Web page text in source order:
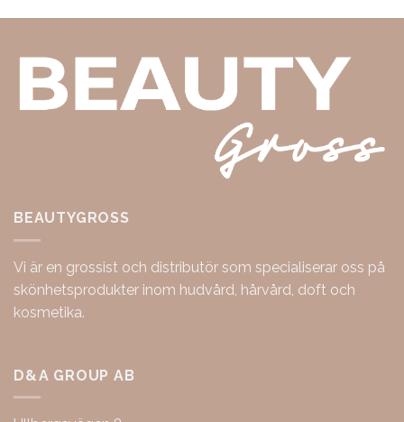
BEAUTYGROSS
Vi är en grossist och distributör som specialiserar oss på
skönhetsprodukter inom hudvård, hårvård, doft och
kosmetika.
D&A GROUP AB